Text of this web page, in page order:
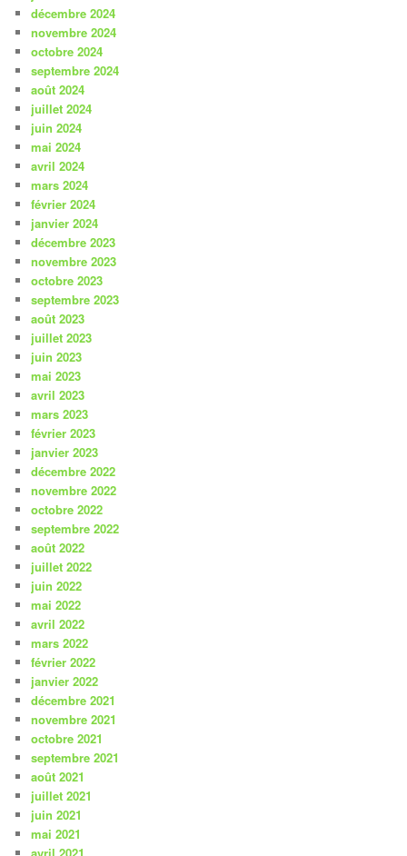
décembre 2024
novembre 2024
octobre 2024
septembre 2024
août 2024
juillet 2024
juin 2024
mai 2024
avril 2024
mars 2024
février 2024
janvier 2024
décembre 2023
novembre 2023
octobre 2023
septembre 2023
août 2023
juillet 2023
juin 2023
mai 2023
avril 2023
mars 2023
février 2023
janvier 2023
décembre 2022
novembre 2022
octobre 2022
septembre 2022
août 2022
juillet 2022
juin 2022
mai 2022
avril 2022
mars 2022
février 2022
janvier 2022
décembre 2021
novembre 2021
octobre 2021
septembre 2021
août 2021
juillet 2021
juin 2021
mai 2021